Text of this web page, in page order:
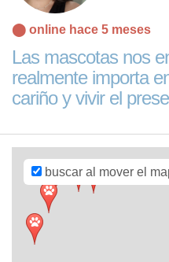
⬤ online hace 5 meses
Las mascotas nos
realmente importa
cariño y vivir el
buscar al mover el